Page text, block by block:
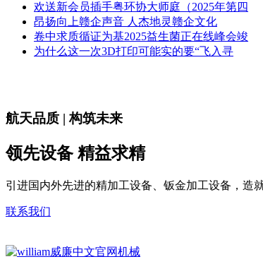
欢送新会员插手粤环协大师庭（2025年第四
昂扬向上赣企声音 人杰地灵赣企文化
卷中求质循证为基2025益生菌正在线峰会竣
为什么这一次3D打印可能实的要“飞入寻
航天品质 | 构筑未来
领先设备 精益求精
引进国内外先进的精加工设备、钣金加工设备，造
联系我们